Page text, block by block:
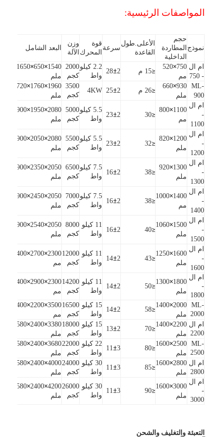
المواصفات الرئيسية:
نموذج
حجم
المطاردة
الداخلية
الأعلى.طول
القاعدة
سرعة
قوة
المحرك
وزن
الآلة
البعد الشامل
ام ال
- 750
750
×
520
مم
≤15 م 28±2
2.2 كيلو
واط
2000
كجم
1540
×
650
×
1650
ملم
ML-
900
930
×
660
ملم
≤26 م 25±2
4KW
3500
كجم
1960
×
1760
×
1720
ملم
ام ال
-
1100
1100
×
800
مم
≤
30
23±2
5.5 كيلو
واط
5000
كجم
2080
×
1950
×
1900
ملم
ام ال
-
1200
1200
×
820
ملم
≤
32
23±2
5.5 كيلو
واط
5500
كجم
2080
×
2050
×
1900
ملم
ام ال
-
1300
1300
×
920
ملم
≤
38
16±2
7.5 كيلو
واط
6500
كجم
2050
×
2350
×
1900
ملم
ام ال
-
1400
1400
×
1000
مم
≤
38
16±2
7.5 كيلو
واط
7000
كجم
2050
×
2450
×
1900
ملم
ام ال
-
1500
1500
×
1060
ملم
≤
40
16±2
11 كيلو
واط
8000
كجم
2050
×
2540
×
1900
ملم
ام ال
-
1600
1600
×
1250
ملم
≤
43
14±2
11 كيلو
واط
12000
كجم
2300
×
2700
×
2400
مم
ام ال
-
1800
1800
×
1300
ملم
≤
50
14±2
11 كيلو
واط
14200
كجم
2300
×
2900
×
2400
مم
ML-
2000
2000
×
1400
ملم
≤
58
14±2
15 كيلو
واط
16500
كجم
3500
×
2200
×
2400
مم
ام ال
2200
2200
×
1400
ملم
≤
70
13±2
15 كيلو
واط
18000
كجم
3380
×
2400
×
2580
ملم
ML-
2500
2500
×
1600
ملم
≤
80
11 ±3
22 كيلو
واط
22000
كجم
3680
×
2400
×
2580
ملم
ام ال
2800
2800
×
1600
ملم
≤
85
11 ±3
30 كيلو
واط
24000
كجم
4000
×
2400
×
2580
ملم
ام ال
-
3000
3000
×
1600
ملم
≤
90
11 ±3
30 كيلو
واط
26000
كجم
4200
×
2400
×
2580
ملم
التعبئة والتغليف والشحن